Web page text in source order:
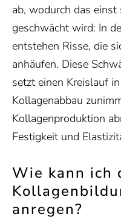
ab, wodurch das
geschwächt wird: In
entstehen Risse, die
anhäufen. Diese
setzt einen Kreislauf
Kollagenabbau
Kollagenproduktion
Festigkeit und
Wie kann ich
anregen?